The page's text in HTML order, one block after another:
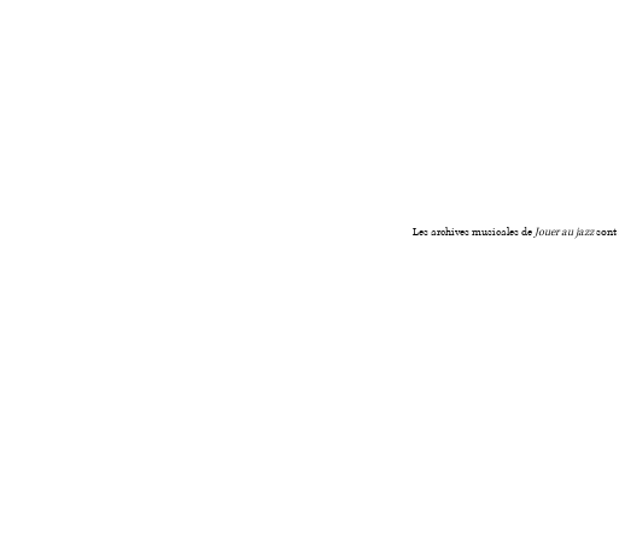
Les archives musicales deJouer au jazzsont